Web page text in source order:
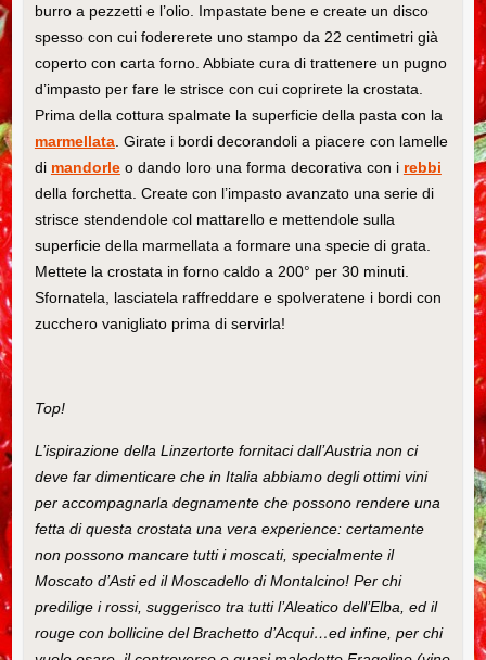
burro a pezzetti e l’olio. Impastate bene e create un disco
spesso con cui fodererete uno stampo da 22 centimetri già
coperto con carta forno. Abbiate cura di trattenere un pugno
d’impasto per fare le strisce con cui coprirete la crostata.
Prima della cottura spalmate la superficie della pasta con la
marmellata. Girate i bordi decorandoli a piacere con lamelle
di mandorleo dando loro una forma decorativa con i rebbi
della forchetta. Create con l’impasto avanzato una serie di
strisce stendendole col mattarello e mettendole sulla
superficie della marmellata a formare una specie di grata.
Mettete la crostata in forno caldo a 200° per 30 minuti.
Sfornatela, lasciatela raffreddare e spolveratene i bordi con
zucchero vanigliato prima di servirla!
Top!
L’ispirazione della Linzertorte fornitaci dall’Austria non ci
deve far dimenticare che in Italia abbiamo degli ottimi vini
per accompagnarla degnamente che possono rendere una
fetta di questa crostata una vera experience: certamente
non possono mancare tutti i moscati, specialmente il
Moscato d’Asti ed il Moscadello di Montalcino! Per chi
predilige i rossi, suggerisco tra tutti l’Aleatico dell’Elba, ed il
rouge con bollicine del Brachetto d’Acqui…ed infine, per chi